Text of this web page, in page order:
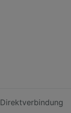
Direktverbindung